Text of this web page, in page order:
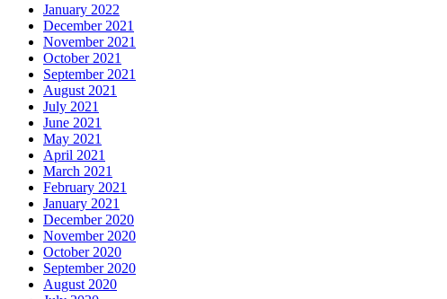
January 2022
December 2021
November 2021
October 2021
September 2021
August 2021
July 2021
June 2021
May 2021
April 2021
March 2021
February 2021
January 2021
December 2020
November 2020
October 2020
September 2020
August 2020